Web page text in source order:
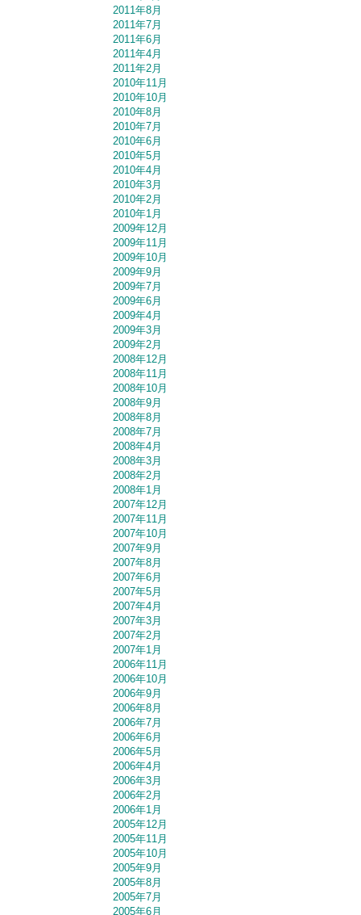
2011年8月
2011年7月
2011年6月
2011年4月
2011年2月
2010年11月
2010年10月
2010年8月
2010年7月
2010年6月
2010年5月
2010年4月
2010年3月
2010年2月
2010年1月
2009年12月
2009年11月
2009年10月
2009年9月
2009年7月
2009年6月
2009年4月
2009年3月
2009年2月
2008年12月
2008年11月
2008年10月
2008年9月
2008年8月
2008年7月
2008年4月
2008年3月
2008年2月
2008年1月
2007年12月
2007年11月
2007年10月
2007年9月
2007年8月
2007年6月
2007年5月
2007年4月
2007年3月
2007年2月
2007年1月
2006年11月
2006年10月
2006年9月
2006年8月
2006年7月
2006年6月
2006年5月
2006年4月
2006年3月
2006年2月
2006年1月
2005年12月
2005年11月
2005年10月
2005年9月
2005年8月
2005年7月
2005年6月